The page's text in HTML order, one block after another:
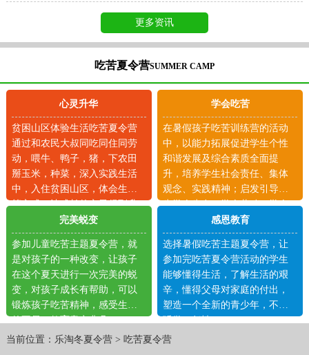
更多资讯
吃苦夏令营SUMMER CAMP
心灵升华
贫困山区体验生活吃苦夏令营
通过和农民大叔同吃同住同劳
动，喂牛、鸭子，猪，下农田
掰玉米，种菜，深入实践生活
中，入住贫困山区，体会生活
等方式，让成长的心灵得到升
学会吃苦
在暑假孩子吃苦训练营的活动
中，以能力拓展促进学生个性
和谐发展及综合素质全面提
升，培养学生社会责任、集体
观念、实践精神；启发引导学
生学会生存、学会劳动、学会
完美蜕变
参加儿童吃苦主题夏令营，就
是对孩子的一种改变，让孩子
在这个夏天进行一次完美的蜕
变，对孩子成长有帮助，可以
锻炼孩子吃苦精神，感受生活
的不易，教育意义非凡。
感恩教育
选择暑假吃苦主题夏令营，让
参加完吃苦夏令营活动的学生
能够懂得生活，了解生活的艰
辛，懂得父母对家庭的付出，
塑造一个全新的青少年，不再
骄傲、任性！
当前位置： 乐淘冬夏令营> 吃苦夏令营